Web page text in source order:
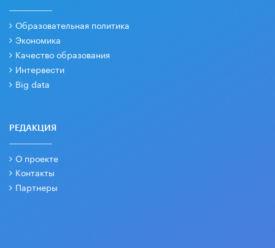
Образовательная политика
Экономика
Качество образования
Интервести
Big data
РЕДАКЦИЯ
О проекте
Контакты
Партнеры